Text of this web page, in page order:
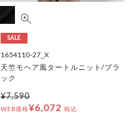
SALE
1654110-27_X
天竺モヘア風タートルニット/ブラ
ック
¥7,590
WEB価格¥6,072 税込